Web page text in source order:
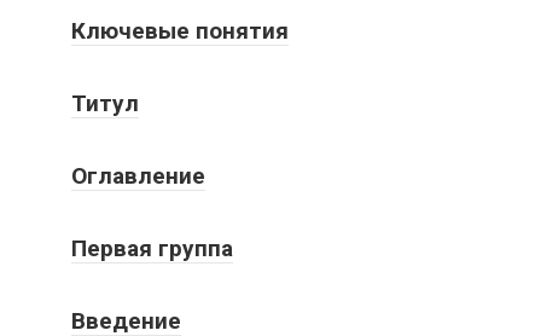
Ключевые понятия
Титул
Оглавление
Первая группа
Введение